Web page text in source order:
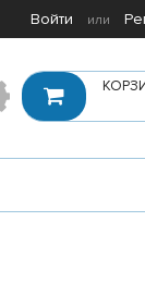
Войти или